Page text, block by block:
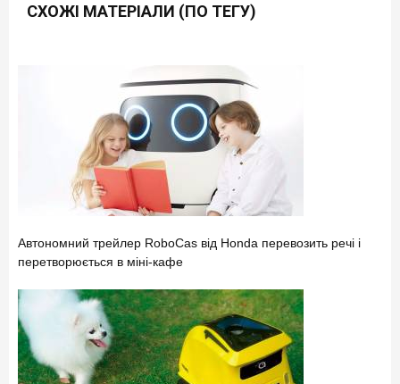
СХОЖІ МАТЕРІАЛИ (ПО ТЕГУ)
Автономний трейлер RoboCas від Honda перевозить речі і
перетворюється в міні-кафе